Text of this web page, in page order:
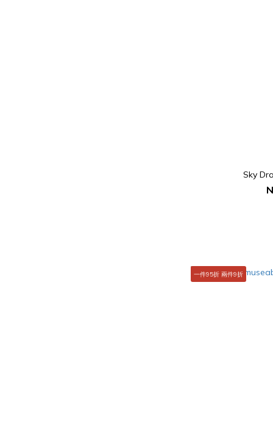
Sky
一件95折 兩件9折